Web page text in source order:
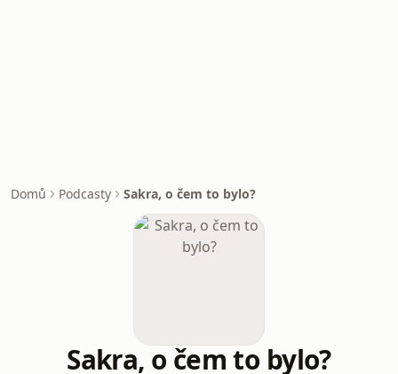
Domů Podcasty Sakra, o čem to bylo?
Sakra, o čem to bylo?